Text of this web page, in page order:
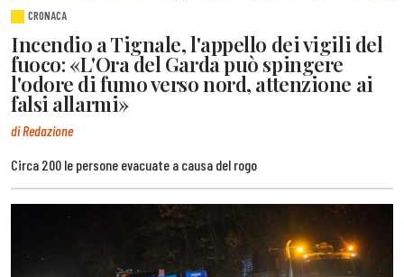
CRONACA
Incendio a Tignale, l'appello dei vigili del
fuoco: «L'Ora del Garda può spingere
l'odore di fumo verso nord, attenzione ai
falsi allarmi»
di Redazione
Circa 200 le persone evacuate a causa del rogo